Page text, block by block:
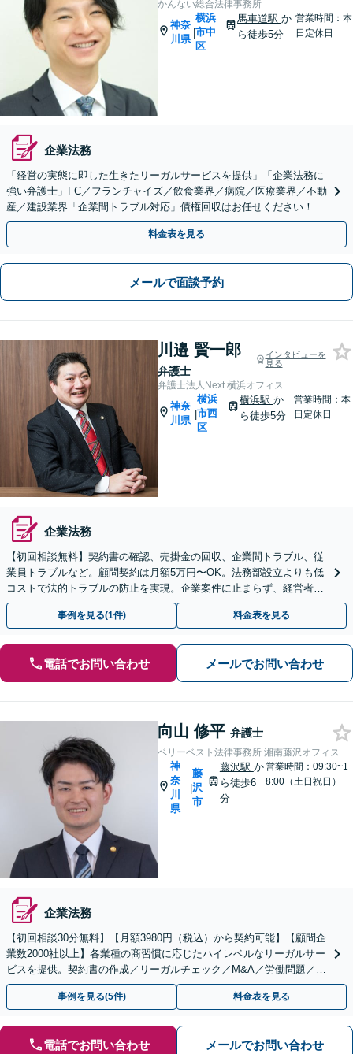
かんない総合法律事務所
神奈
川県
|
横浜
市中
区
馬車道駅か
ら徒歩5分
営業時間：本
日定休日
企業法務
「経営の実態に即した生きたリーガルサービスを提供」「企業法務に
強い弁護士」FC／フランチャイズ／飲食業界／病院／医療業界／不動
産／建設業界「企業間トラブル対応」債権回収はお任せください！問
題社員にも対応や就業規則の整備など【初回相談無料】
料金表を見る
メールで面談予約
川邉 賢一郎
弁護士
インタビューを
見る
弁護士法人Next 横浜オフィス
神奈
川県
|
横浜
市西
区
横浜駅 か
ら徒歩5分
営業時間：本
日定休日
企業法務
【初回相談無料】契約書の確認、売掛金の回収、企業間トラブル、従
業員トラブルなど。顧問契約は月額5万円〜OK。法務部設立よりも低
コストで法的トラブルの防止を実現。企業案件に止まらず、経営者の
方の家事事件のご相談も可能です【横浜駅徒歩5分】
事例を見る(1件) 料金表を見る
電話でお問い合わせ メールでお問い合わせ
向山 修平 弁護士
ベリーベスト法律事務所 湘南藤沢オフィス
神
奈
川
県
|
藤
沢
市
藤沢駅 か
ら徒歩6
分
営業時間：09:30~1
8:00（土日祝日）
企業法務
【初回相談30分無料】【月額3980円（税込）から契約可能】【顧問企
業数2000社以上】各業種の商習慣に応じたハイレベルなリーガルサー
ビスを提供。契約書の作成／リーガルチェック／M&A／労働問題／知
的財産等、お任せください【他士業連携可能】
事例を見る(5件) 料金表を見る
電話でお問い合わせ メールでお問い合わせ